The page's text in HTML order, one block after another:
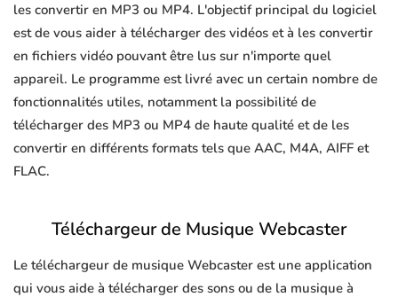
les convertir en MP3 ou MP4. L'objectif principal du logiciel
est de vous aider à télécharger des vidéos et à les convertir
en fichiers vidéo pouvant être lus sur n'importe quel
appareil. Le programme est livré avec un certain nombre de
fonctionnalités utiles, notamment la possibilité de
télécharger des MP3 ou MP4 de haute qualité et de les
convertir en différents formats tels que AAC, M4A, AIFF et
FLAC.
Téléchargeur de Musique Webcaster
Le téléchargeur de musique Webcaster est une application
qui vous aide à télécharger des sons ou de la musique à